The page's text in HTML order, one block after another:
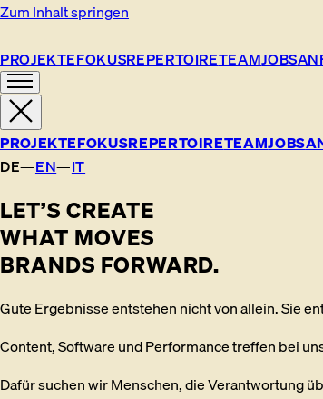
Zum Inhalt springen
PROJEKTEFOKUSREPERTOIRETEAMJOBS
PROJEKTEFOKUSREPERTOIRETEAMJOBS
DE—EN—IT
LET’S CREATE
WHAT MOVES
BRANDS FORWARD.
Gute Ergebnisse entstehen nicht von allein. Sie
Content, Software und Performance treffen bei
Dafür suchen wir Menschen, die Verantwortung